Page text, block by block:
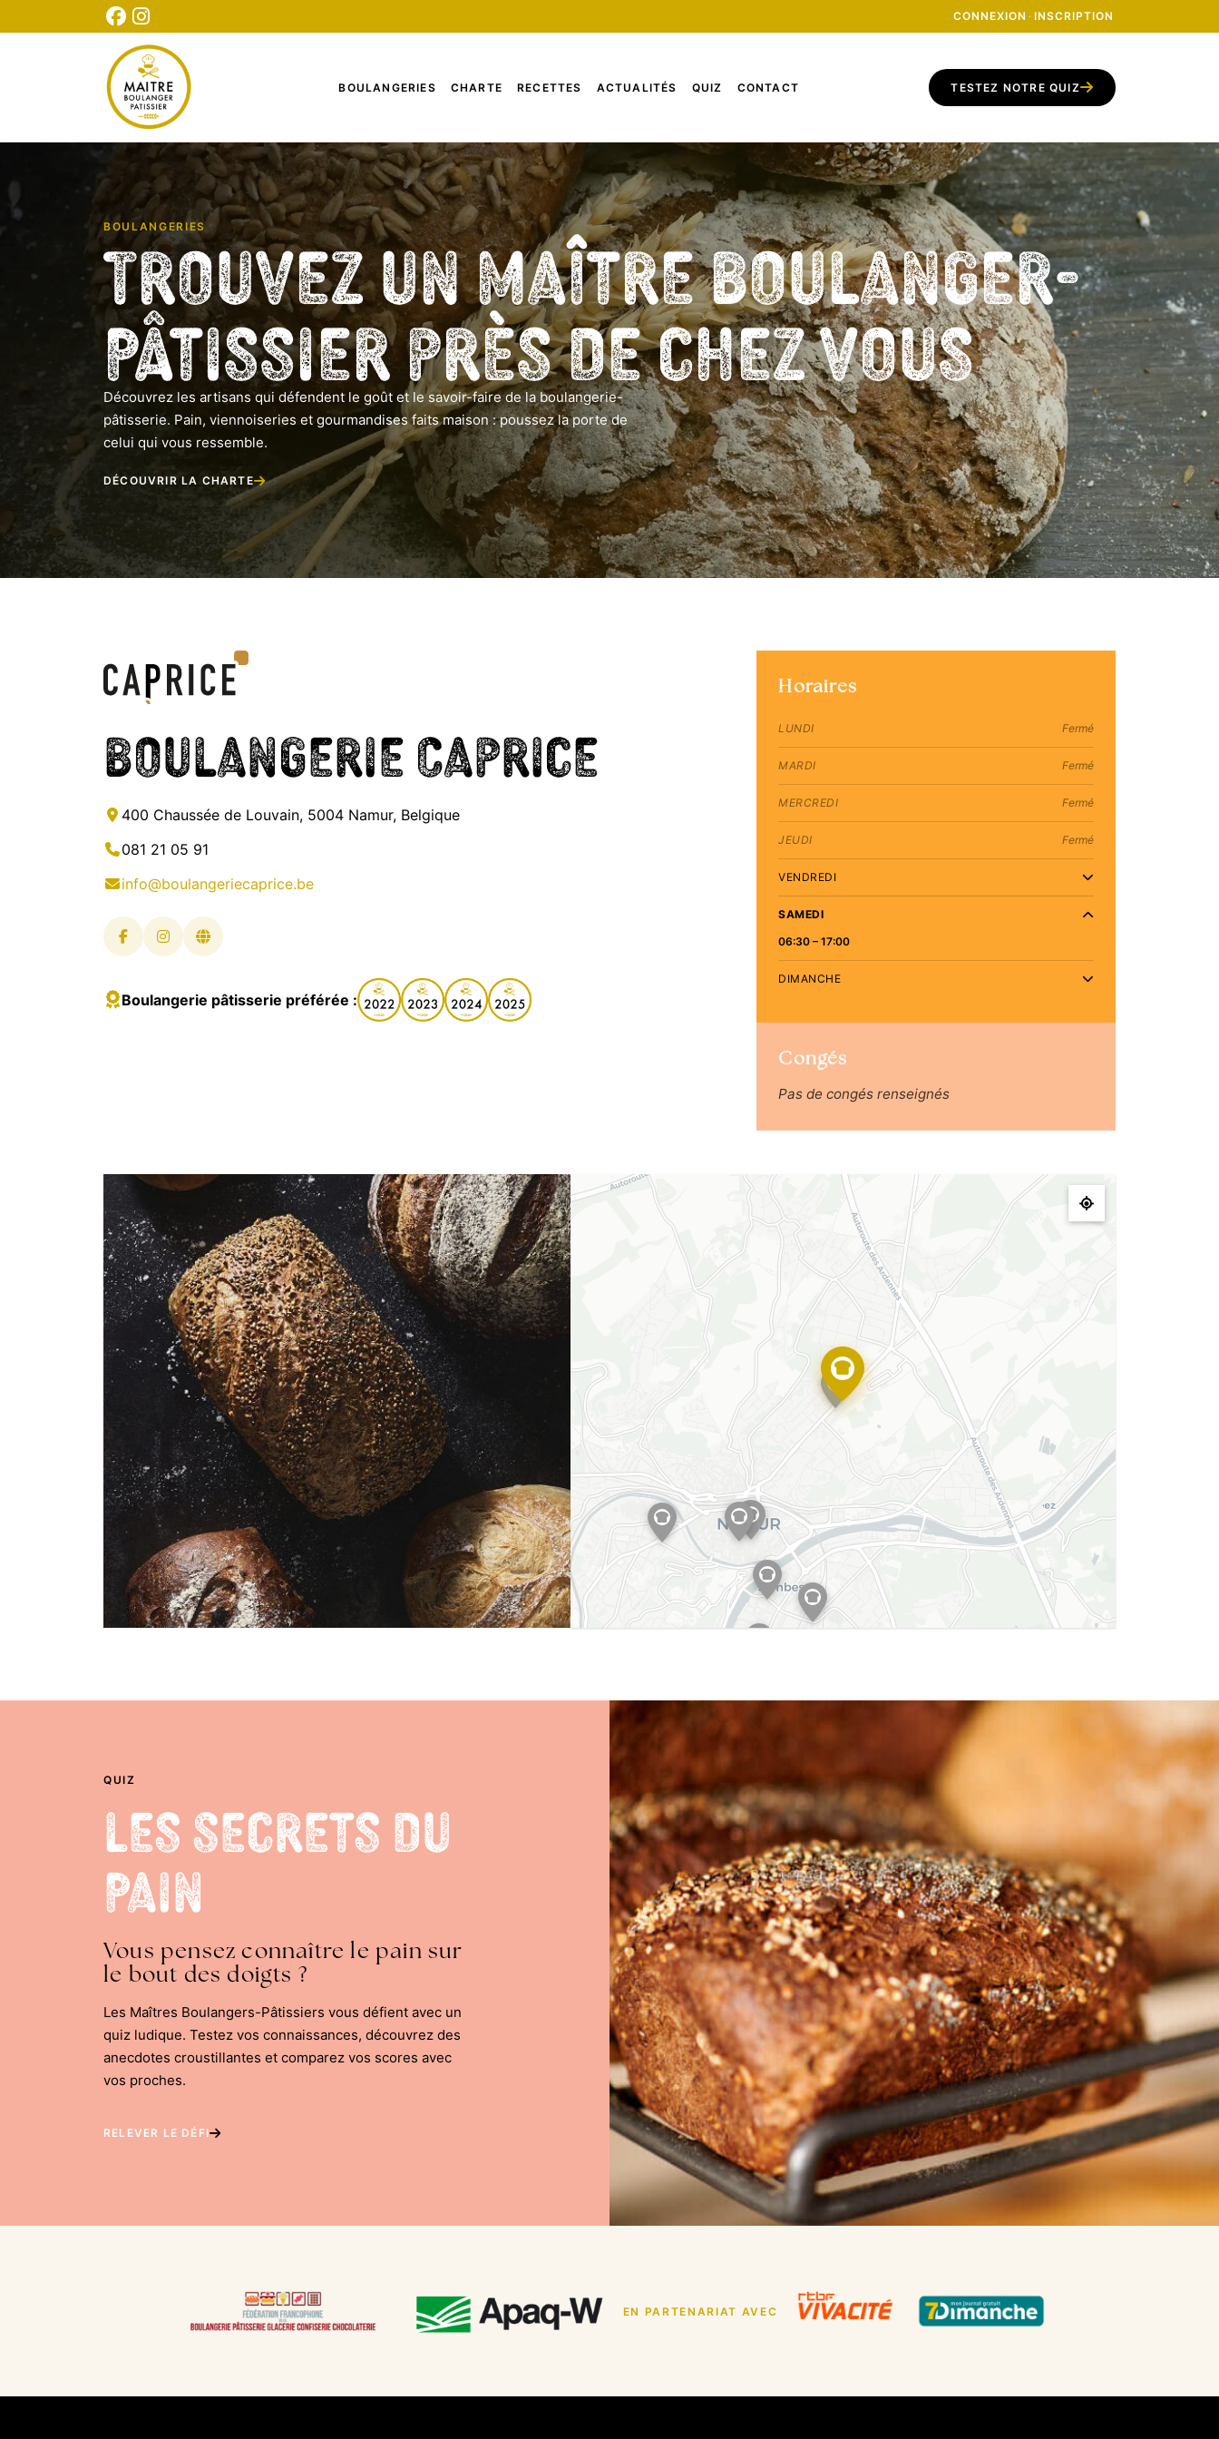
CONNEXION · INSCRIPTION
BOULANGERIES CHARTE RECETTES ACTUALITÉS QUIZ CONTACT TESTEZ NOTRE QUIZ
INSCRIPTION
TESTEZ NOTRE QUIZ
BOULANGERIES
Trouvez un Maître Boulanger-
Pâtissier près de chez vous
Découvrez les artisans qui défendent le goût et le savoir-faire de la boulangerie-
pâtisserie. Pain, viennoiseries et gourmandises faits maison : poussez la porte de
celui qui vous ressemble.
DÉCOUVRIR LA CHARTE
Boulangerie Caprice
400 Chaussée de Louvain, 5004 Namur, Belgique
081 21 05 91
info@boulangeriecaprice.be
Boulangerie pâtisserie préférée :
Horaires
LUNDI Fermé
MARDI Fermé
MERCREDI Fermé
JEUDI Fermé
VENDREDI
SAMEDI
06:30 – 17:00
DIMANCHE
Congés
Pas de congés renseignés
QUIZ
Les Secrets du
Pain
Vous pensez connaître le pain sur
le bout des doigts ?
Les Maîtres Boulangers-Pâtissiers vous défient avec un
quiz ludique. Testez vos connaissances, découvrez des
anecdotes croustillantes et comparez vos scores avec
vos proches.
RELEVER LE DÉFI
EN PARTENARIAT AVEC